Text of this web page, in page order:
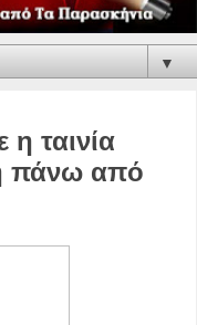
▼
η ταινία
πάνω από